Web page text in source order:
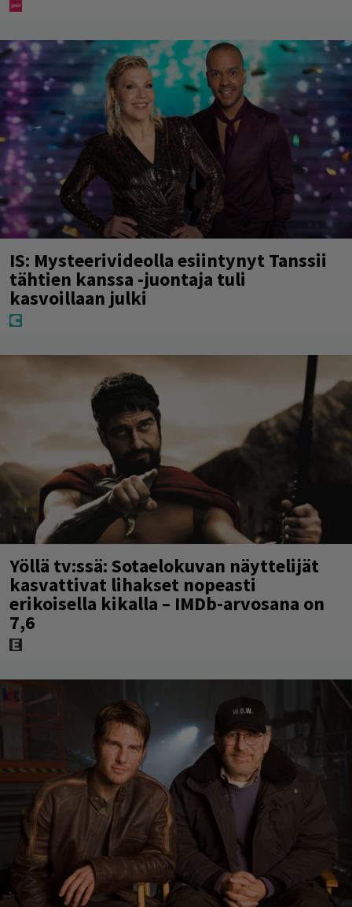
IS: Mysteerivideolla esiintynyt Tanssii
tähtien kanssa -juontaja tuli
kasvoillaan julki
Yöllä tv:ssä: Sotaelokuvan näyttelijät
kasvattivat lihakset nopeasti
erikoisella kikalla – IMDb-arvosana on
7,6